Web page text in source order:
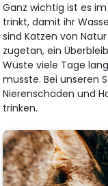
Ganz wichtig ist es
trinkt, damit ihr
sind Katzen von
zugetan, ein
Wüste viele Tage
musste. Bei unseren
Nierenschäden und
trinken.